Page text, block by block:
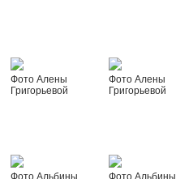
Фото Алены
Григорьевой
Фото Алены
Григорьевой
Фото Альбины
Фото Альбины